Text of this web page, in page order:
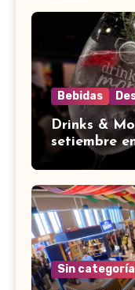
Bebidas
Drinks &
setiembre
Sin categoría